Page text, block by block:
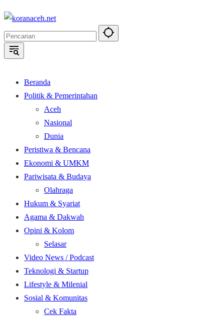
Langsung
konten
Beranda
Politik & Pemerintahan
Aceh
Nasional
Dunia
Peristiwa & Bencana
Ekonomi & UMKM
Pariwisata & Budaya
Olahraga
Hukum & Syariat
Agama & Dakwah
Opini & Kolom
Selasar
Video News / Podcast
Teknologi & Startup
Lifestyle & Milenial
Sosial & Komunitas
Cek Fakta